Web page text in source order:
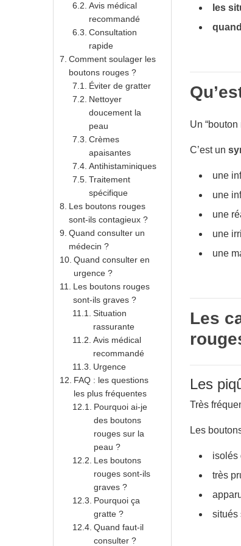
Avis médical
recommandé
Consultation
rapide
Comment soulager les
boutons rouges ?
Éviter de gratter
Nettoyer
doucement la
peau
Crèmes
apaisantes
Antihistaminiques
Traitement
spécifique
Les boutons rouges
sont-ils contagieux ?
Quand consulter un
médecin ?
Quand consulter en
urgence ?
Les boutons rouges
sont-ils graves ?
Situation
rassurante
Avis médical
recommandé
Urgence
FAQ : les questions
les plus fréquentes
Pourquoi ai-je
des boutons
rouges sur la
peau ?
Les boutons
rouges sont-ils
graves ?
Pourquoi ça
gratte ?
Quand faut-il
consulter ?
les
Un
C’est un
une
une
une
une
une
Les
Les
Très
Les
isolés
très
situés